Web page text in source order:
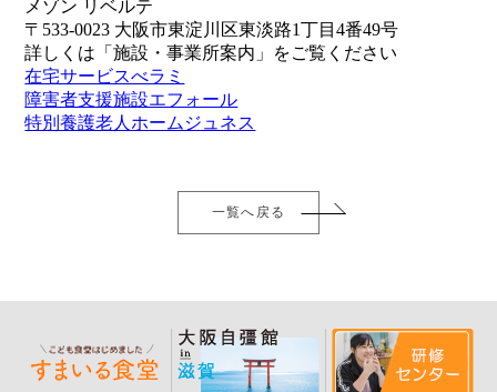
メゾン リベルテ
〒533-0023 大阪市東淀川区東淡路1丁目4番49号
詳しくは「施設・事業所案内」をご覧ください
在宅サービスべラミ
障害者支援施設エフォール
特別養護老人ホームジュネス
一覧へ戻る